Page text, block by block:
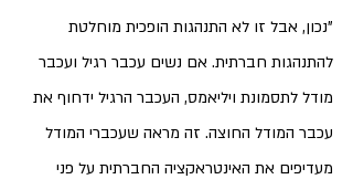
"נכון, אבל זו לא התנהגות הופכית מוחלטת
להתנהגות חברתית. אם נשים עכבר רגיל ועכבר
מודל לתסמונת ויליאמס, העכבר הרגיל ידחוף את
עכבר המודל החוצה. זה מראה שעכברי המודל
מעדיפים את האינטראקציה החברתית על פני